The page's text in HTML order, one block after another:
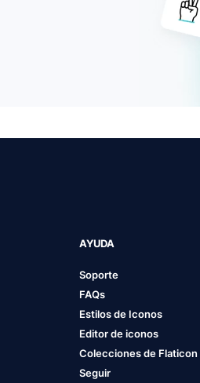
AYUDA
Soporte
FAQs
Estilos de Iconos
Editor de iconos
Colecciones de Flaticon
Seguir